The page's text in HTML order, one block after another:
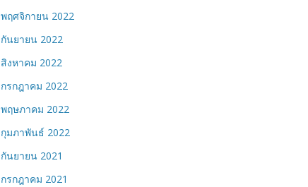
พฤศจิกายน 2022
กันยายน 2022
สิงหาคม 2022
กรกฎาคม 2022
พฤษภาคม 2022
กุมภาพันธ์ 2022
กันยายน 2021
กรกฎาคม 2021